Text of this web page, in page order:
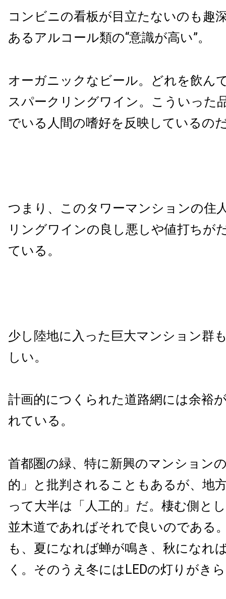
コンビニの看板が目立たないのも趣
あるアルコール類の“意識が高い”。
オーガニックなビール。どれを飲ん
スパークリングワイン。こういった
でいる人間の嗜好を反映しているの
つまり、このタワーマンションの住
リングワインの良し悪しや値打ちが
ている。
少し陸地に入った巨大マンション群
しい。
計画的につくられた道路網には余裕
れている。
首都圏の緑、特に新興のマンション
的」と批判されることもあるが、地
って大半は「人工的」だ。棲む側と
並木道であればそれで良いのである
も、夏になれば蝉が鳴き、秋になれ
く。そのうえ冬にはLEDの灯りがき